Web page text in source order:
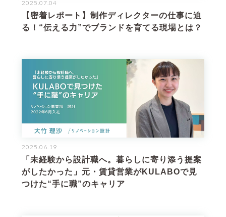
2025.07.04
【密着レポート】制作ディレクターの仕事に迫
る！“伝える力”でブランドを育てる現場とは？
2025.06.19
「未経験から設計職へ。暮らしに寄り添う提案
がしたかった」元・賃貸営業がKULABOで見
つけた“手に職”のキャリア